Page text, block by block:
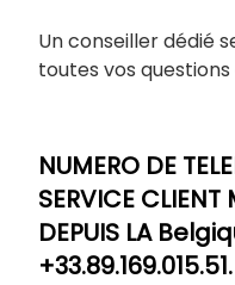
Un conseiller dédié
toutes vos questions
NUMERO DE
SERVICE CLIENT
DEPUIS LA
+33.89.169.015.51.